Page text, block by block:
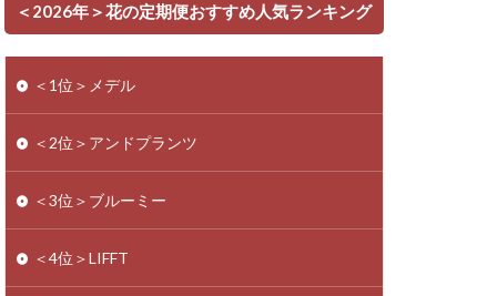
＜2026年＞花の定期便おすすめ人気ランキング
＜1位＞メデル
＜2位＞アンドプランツ
＜3位＞ブルーミー
＜4位＞LIFFT